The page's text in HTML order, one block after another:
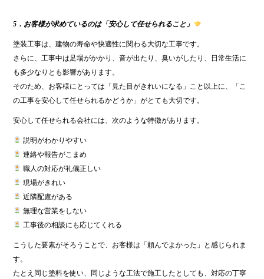
5．お客様が求めているのは「安心して任せられること」
塗装工事は、建物の寿命や快適性に関わる大切な工事です。
さらに、工事中は足場がかかり、音が出たり、臭いがしたり、日常生活に
も多少なりとも影響があります。
そのため、お客様にとっては「見た目がきれいになる」こと以上に、「こ
の工事を安心して任せられるかどうか」がとても大切です。
安心して任せられる会社には、次のような特徴があります。
説明がわかりやすい
連絡や報告がこまめ
職人の対応が礼儀正しい
現場がきれい
近隣配慮がある
無理な営業をしない
工事後の相談にも応じてくれる
こうした要素がそろうことで、お客様は「頼んでよかった」と感じられま
す。
たとえ同じ塗料を使い、同じような工法で施工したとしても、対応の丁寧